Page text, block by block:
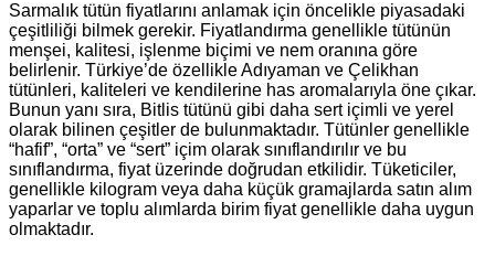
Sarmalık tütün fiyatlarını anlamak için öncelikle piyasadaki
çeşitliliği bilmek gerekir. Fiyatlandırma genellikle tütünün
menşei, kalitesi, işlenme biçimi ve nem oranına göre
belirlenir. Türkiye’de özellikle Adıyaman ve Çelikhan
tütünleri, kaliteleri ve kendilerine has aromalarıyla öne çıkar.
Bunun yanı sıra, Bitlis tütünü gibi daha sert içimli ve yerel
olarak bilinen çeşitler de bulunmaktadır. Tütünler genellikle
“hafif”, “orta” ve “sert” içim olarak sınıflandırılır ve bu
sınıflandırma, fiyat üzerinde doğrudan etkilidir. Tüketiciler,
genellikle kilogram veya daha küçük gramajlarda satın alım
yaparlar ve toplu alımlarda birim fiyat genellikle daha uygun
olmaktadır.